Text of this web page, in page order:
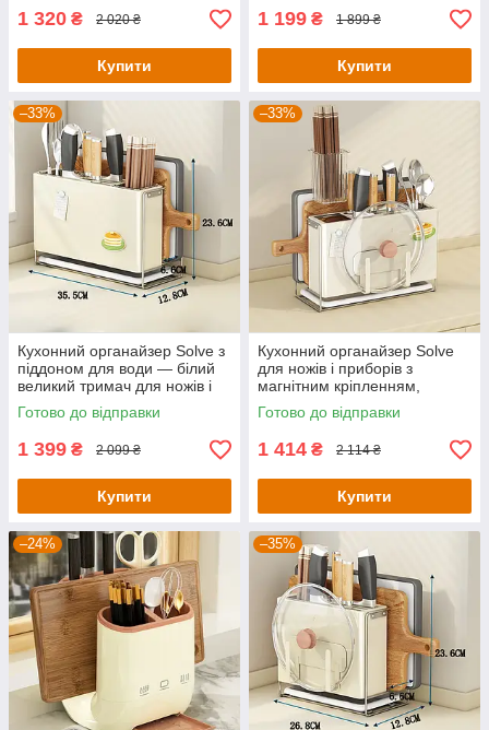
1 320 ₴ 2 020 ₴
Купити
1 199 ₴ 1 899 ₴
Купити
–33%
Кухонний органайзер Solve з
піддоном для води — білий
великий тримач для ножів і
приборів, KT7007905
Готово до відправки
1 399 ₴ 2 099 ₴
Купити
–33%
Кухонний органайзер Solve
для ножів і приборів з
магнітним кріпленням,
піддоном для води,
KT7007901
Готово до відправки
1 414 ₴ 2 114 ₴
Купити
–24% –35%